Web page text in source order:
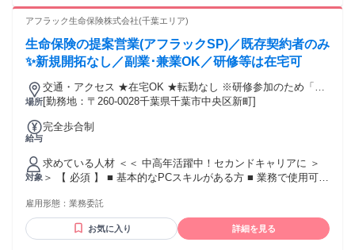
＿.＿.＿.＿.＿.＿.＿ ✅ 人と関わる仕事がしたい ✅ 独立して稼
い ✅ 前職の経験を活かせる仕事がしたい ❯❯❯ こんなキーワ
ードで探す方にも ＿.＿.＿.＿.＿.＿.＿.＿.＿.＿.＿.＿.＿.＿ ・
ンナー（FP） ・保険セールス、保険営業 ・ルート営業、パ
ートナー営業 ・代理店サポート営業、代理店営業 ・生保営
ス、個人事業主、独立支援 ・高収入、成果報酬、歩合制 ・既
リテール営業 ・飛び込み営業なし、新規開拓なし ・50代･60
代活躍中 ・早期退職、定年後の仕事 ・ずっと働ける仕事 ・
者OK ＊業界未経験OK･職種未経験OK ＊経験者歓迎･有資格
者歓迎 ＊高卒･大学卒など学歴不問 ＊中高年･ミドルシニア活
躍中 ＊主婦･主夫歓迎（ブランクOK） ＊管理職･マネジメン
アフラック生命保険株式会社(千葉エリア)
生命保険の提案営業(アフラックSP)／既存契約者のみ
✨新規開拓なし／副業･兼業OK／研修等は在宅可
場所
交通・アクセス ★在宅OK ★転勤なし ※研修参加のため「新
宿区西新宿」への出社あり
[勤務地：〒260-0028千葉県千葉市中央区新町]
給与
完全歩合制
対象
求めている人材 ＜＜ 中高年活躍中！セカンドキャリアに ＞
＞ 【 必須 】 ■ 基本的なPCスキルがある方 ■ 業務で使用可能
ご経験 ■ 金融･保険業界のご経験 ■ 販売･接客･サービス業の
ご経験 ■ 無形商材･無形サービスを扱ったご経験 ■ 営業推進･
販売促進を担当したご経験 ■ オフィスワーク（ホワイトカラ
雇用形態： 業務委託
お気に入り 詳細を見る